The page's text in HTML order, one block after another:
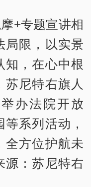
+专题宣讲相
局限，以实景
知，在心中根
尼特右旗人
办法院开放
系列活动，
全方位护航未
源：苏尼特右